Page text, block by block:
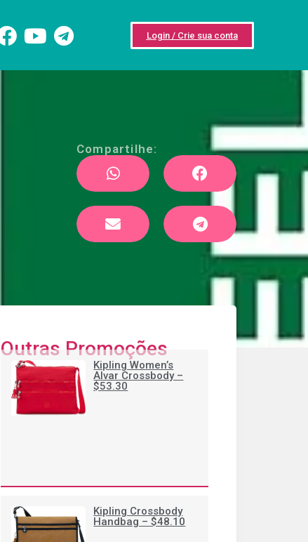
Login / Crie sua conta
Compartilhe:
Outras Promoções
Kipling Women’s
Alvar Crossbody –
$53.30
Kipling Crossbody
Handbag – $48.10